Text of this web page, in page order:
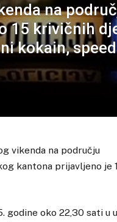
na
15 krivičnih
kokain,
vikenda na području
kantona prijavljeno je
godine oko 22,30 sati u